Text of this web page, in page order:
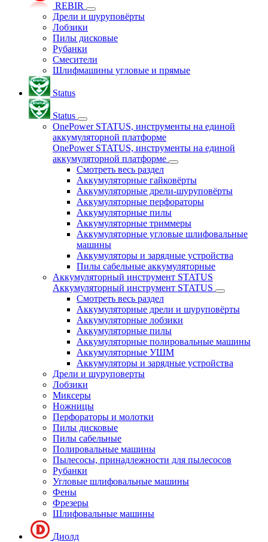
REBIR
Дрели и шуруповёрты
Лобзики
Пилы дисковые
Рубанки
Смесители
Шлифмашины угловые и прямые
Status
Status
OnePower STATUS, инструменты на единой
аккумуляторной платформе
OnePower STATUS, инструменты на единой
аккумуляторной платформе
Смотреть весь раздел
Аккумуляторные гайковёрты
Аккумуляторные дрели-шуруповёрты
Аккумуляторные перфораторы
Аккумуляторные пилы
Аккумуляторные триммеры
Аккумуляторные угловые шлифовальные
машины
Аккумуляторы и зарядные устройства
Пилы сабельные аккумуляторные
Аккумуляторный инструмент STATUS
Аккумуляторный инструмент STATUS
Смотреть весь раздел
Аккумуляторные дрели и шуруповёрты
Аккумуляторные лобзики
Аккумуляторные пилы
Аккумуляторные полировальные машины
Аккумуляторные УШМ
Аккумуляторы и зарядные устройства
Дрели и шуруповерты
Лобзики
Миксеры
Ножницы
Перфораторы и молотки
Пилы дисковые
Пилы сабельные
Полировальные машины
Пылесосы, принадлежности для пылесосов
Рубанки
Угловые шлифовальные машины
Фены
Фрезеры
Шлифовальные машины
Диолд